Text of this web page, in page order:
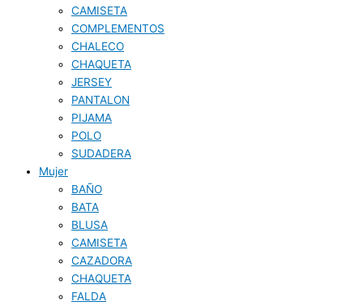
CAMISETA
COMPLEMENTOS
CHALECO
CHAQUETA
JERSEY
PANTALON
PIJAMA
POLO
SUDADERA
Mujer
BAÑO
BATA
BLUSA
CAMISETA
CAZADORA
CHAQUETA
FALDA